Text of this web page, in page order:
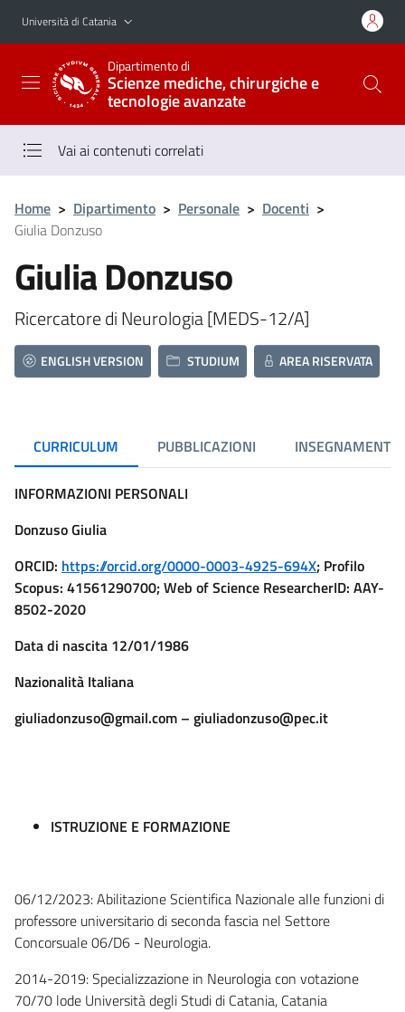
Vai al contenuto principale
Vai al menu di navigazione
Università di Catania
Dipartimento di
Scienze mediche, chirurgiche e
tecnologie avanzate
Vai ai contenuti correlati
Home > Dipartimento > Personale > Docenti >
Giulia Donzuso
Giulia Donzuso
Ricercatore di Neurologia [MEDS-12/A]
ENGLISH VERSION STUDIUM AREA RISERVATA
CURRICULUM PUBBLICAZIONI INSEGNAMENTI
INFORMAZIONI PERSONALI
Donzuso Giulia
ORCID: https://orcid.org/0000-0003-4925-694X; Profilo
Scopus: 41561290700; Web of Science ResearcherID: AAY-
8502-2020
Data di nascita 12/01/1986
Nazionalità Italiana
giuliadonzuso@gmail.com – giuliadonzuso@pec.it
ISTRUZIONE E FORMAZIONE
06/12/2023: Abilitazione Scientifica Nazionale alle funzioni di
professore universitario di seconda fascia nel Settore
Concorsuale 06/D6 - Neurologia.
2014-2019: Specializzazione in Neurologia con votazione
70/70 lode Università degli Studi di Catania, Catania